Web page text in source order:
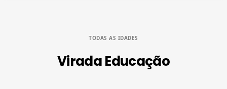
TODAS AS IDADES
Virada Educação